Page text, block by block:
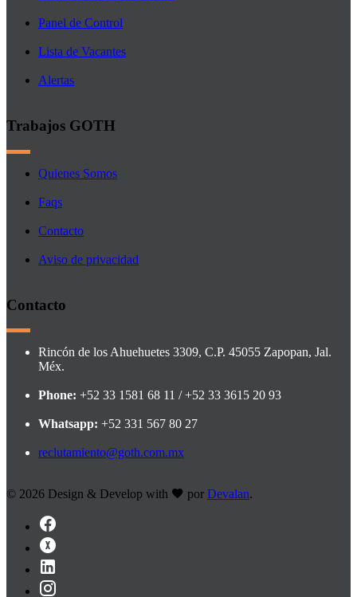
Panel de Control
Lista de Vacantes
Alertas
Trabajos GOTH
Quienes Somos
Faqs
Contacto
Aviso de privacidad
Contacto
Rincón de los Ahuehuetes 3309, C.P. 45055 Zapopan, Jal.
Méx.
Phone: +52 33 1581 68 11 / +52 33 3615 20 93
Whatsapp: +52 331 567 80 27
reclutamiento@goth.com.mx
© 2026 Design & Develop with por Devalan.